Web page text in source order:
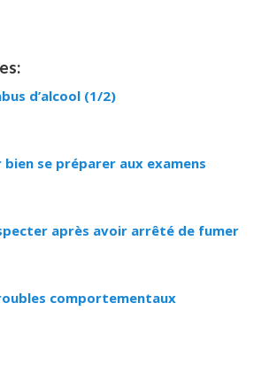
d’alcool (1/2)
bien se préparer aux examens
après avoir arrêté de fumer
comportementaux